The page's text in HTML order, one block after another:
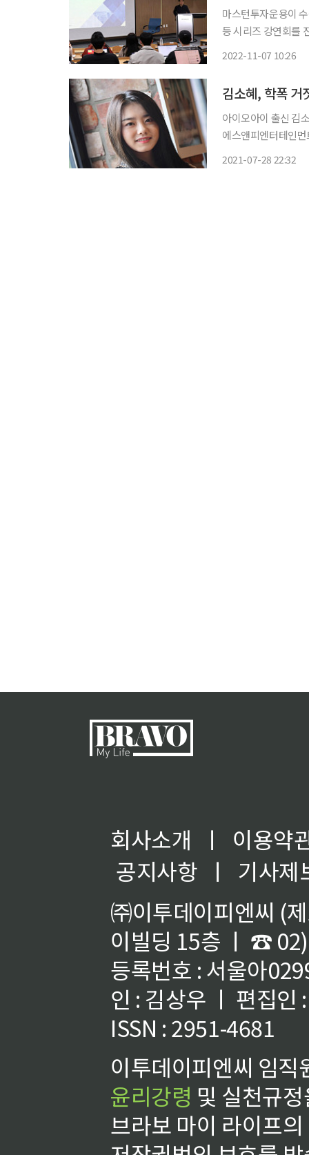
마스턴투자운용이
등 시리즈 강연회를 진행했다고 7일 밝혔다
2022-11-07 10:26
김소혜, 학폭 거
아이오아이 출신 김소혜가
에스앤피엔터테인
2021-07-28 22:32
회사소개 ㅣ
이용약
공지사항
ㅣ
기사제
㈜이투데이피엔씨 (
이빌딩 15층 ㅣ ☎
등록번호 : 서울아
인 : 김상우 ㅣ 편집인
ISSN : 2951-4681
이투데이피엔씨 임
윤리강령 및 실천규
브라보 마이 라이프